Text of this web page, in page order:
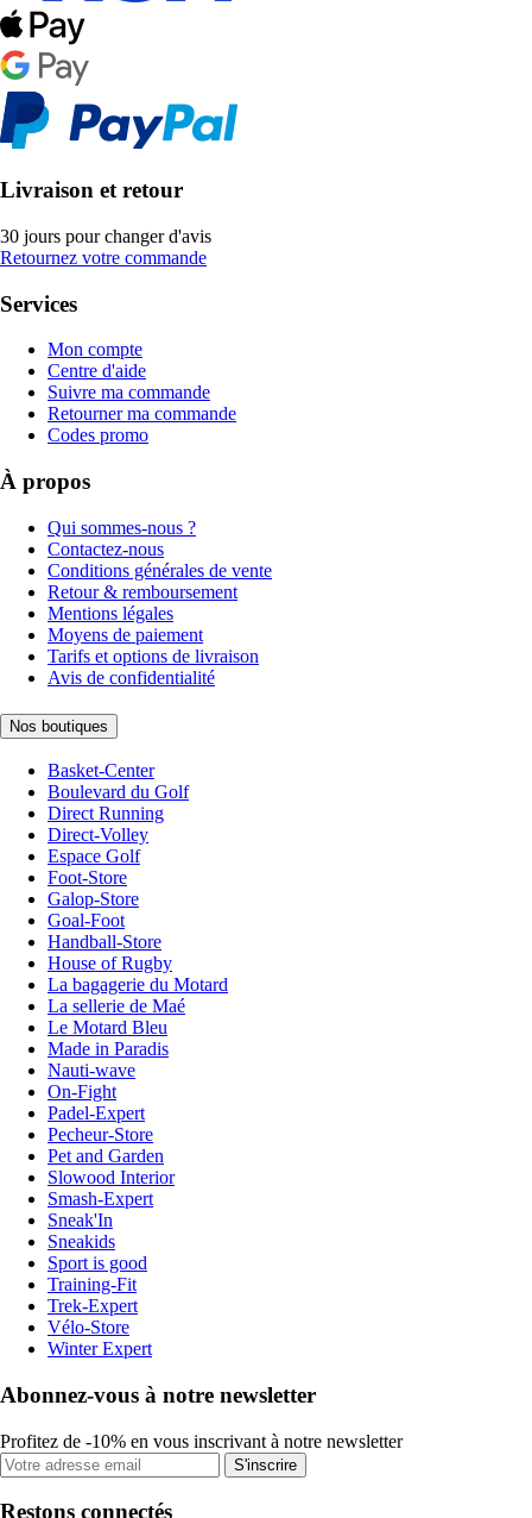
Livraison et retour
30 jours pour changer d'avis
Retournez votre commande
Services
Mon compte
Centre d'aide
Suivre ma commande
Retourner ma commande
Codes promo
À propos
Qui sommes-nous ?
Contactez-nous
Conditions générales de vente
Retour & remboursement
Mentions légales
Moyens de paiement
Tarifs et options de livraison
Avis de confidentialité
Nos boutiques
Basket-Center
Boulevard du Golf
Direct Running
Direct-Volley
Espace Golf
Foot-Store
Galop-Store
Goal-Foot
Handball-Store
House of Rugby
La bagagerie du Motard
La sellerie de Maé
Le Motard Bleu
Made in Paradis
Nauti-wave
On-Fight
Padel-Expert
Pecheur-Store
Pet and Garden
Slowood Interior
Smash-Expert
Sneak'In
Sneakids
Sport is good
Training-Fit
Trek-Expert
Vélo-Store
Winter Expert
Abonnez-vous à notre newsletter
Profitez de -10% en vous inscrivant à notre newsletter
S'inscrire
Restons connectés